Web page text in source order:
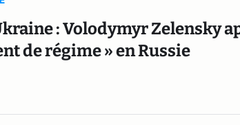
: Volodymyr Zelensky
de régime » en Russie